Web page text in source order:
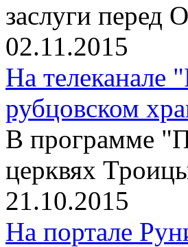
заслуги перед
02.11.2015
На телеканале
рубцовском
В программе
церквях
21.10.2015
На портале